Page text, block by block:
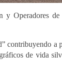
y Operadores
contribuyendo
de vida